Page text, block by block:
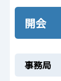
開会
事務局